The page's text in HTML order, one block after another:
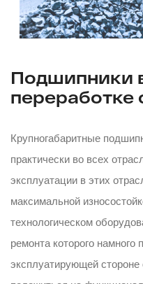
Подшипники
переработке
Крупногабаритные
практически во всех
эксплуатации в этих
максимальной
технологическом
ремонта которого
эксплуатирующей